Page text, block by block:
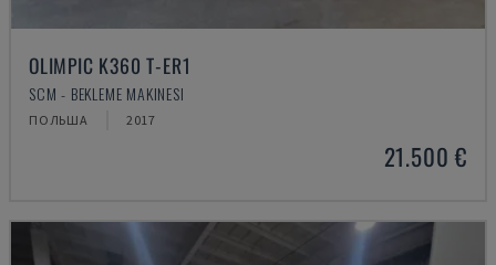
OLIMPIC K360 T-ER1
SCM - BEKLEME MAKINESI
ПОЛЬША 2017
21.500 €